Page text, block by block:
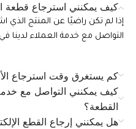
كيف يمكنني استرجاع قطعة
إذا لم تكن راضيًا عن المنتج الذي
التواصل مع خدمة العملاء لدينا في غضون 14 يومًا من
كم يستغرق وقت استرجاع
كيف يمكنني التواصل مع
القطعة؟
هل يمكنني إرجاع القطع